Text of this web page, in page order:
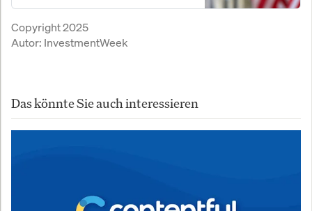
Allzeithoch. Besonders zwei Tech-
Schwergewichte stehen sinnbildlich
Copyright 2025
Autor: InvestmentWeek
Das könnte Sie auch interessieren